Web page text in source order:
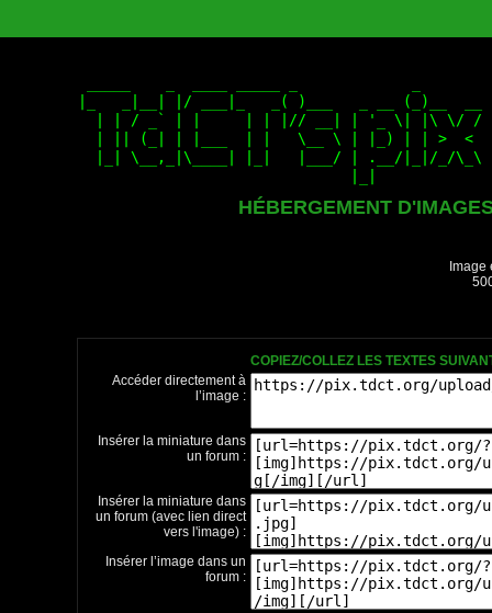
HÉBERGEMENT
COPIEZ/COLLEZ LES TEXTES
Accéder directement à
l’image :
Insérer la miniature dans
un forum :
Insérer la miniature dans
un forum (avec lien direct
vers l'image) :
Insérer l’image dans un
forum :